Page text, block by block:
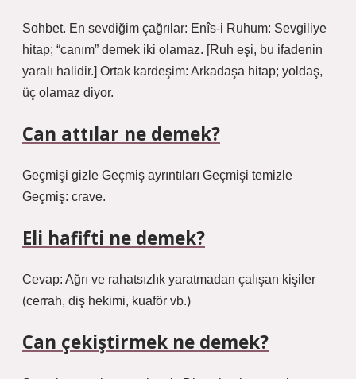
Sohbet. En sevdiğim çağrılar: Enîs-i Ruhum: Sevgiliye
hitap; “canım” demek iki olamaz. [Ruh eşi, bu ifadenin
yaralı halidir.] Ortak kardeşim: Arkadaşa hitap; yoldaş,
üç olamaz diyor.
Can attılar ne demek?
Geçmişi gizle Geçmiş ayrıntıları Geçmişi temizle
Geçmiş: crave.
Eli hafifti ne demek?
Cevap: Ağrı ve rahatsızlık yaratmadan çalışan kişiler
(cerrah, diş hekimi, kuaför vb.)
Can çekiştirmek ne demek?